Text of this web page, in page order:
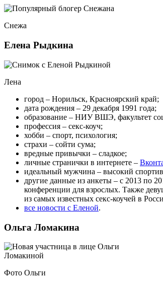
Снежа
Елена Рыдкина
Лена
город – Норильск, Красноярский край;
дата рождения – 29 декабря 1991 года;
образование – НИУ ВШЭ, факультет
профессия – секс-коуч;
хобби – спорт, психология;
страхи – сойти сума;
вредные привычки – сладкое;
личные странички в интернете –
идеальный мужчина – высокий
другие данные из анкеты – с 2013 по
конференции для взрослых. Также
из самых известных секс-коучей в
все новости с Еленой.
Ольга Ломакина
Фото Ольги